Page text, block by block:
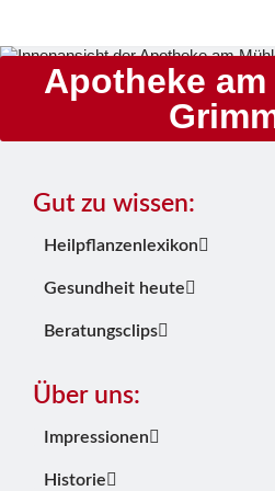
Zum
InhaltApotheke
Gut zu wissen:
Heilpflanzenlexikon
Gesundheit heute
Beratungsclips
Über uns:
Impressionen
Historie